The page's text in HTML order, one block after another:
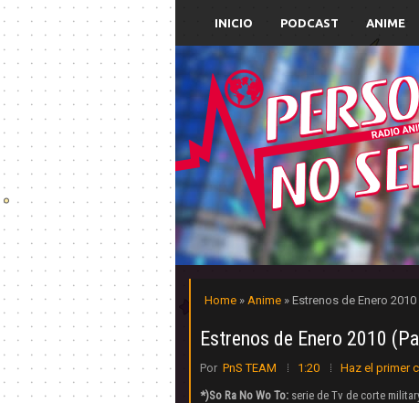
INICIO PODCAST ANIME
Home » Anime » Estrenos de Enero 2010
Estrenos de Enero 2010
Por PnS TEAM 1:20
Haz el primer
*)So Ra No Wo To: serie de Tv de corte